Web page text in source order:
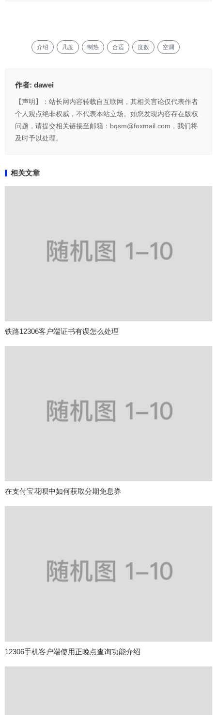
介绍 几度 制热 合适 度数 空调
作者: dawei
【声明】：站长网内容转载自互联网，其相关言论仅代表作者
个人观点绝非权威，不代表本站立场。如您发现内容存在版权
问题，请提交相关链接至邮箱：bqsm@foxmail.com，我们将
及时予以处理。
相关文章
铁路12306客户端证书有误怎么处理
在支付宝花呗中如何获取分期免息券
12306手机客户端使用正晚点查询功能介绍